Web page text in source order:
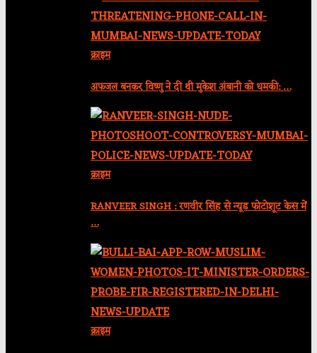
क्राइम
अफजल बनकर विष्णु ने दी थी मुकेश अंबानी को धमकी: …
क्राइम
RANVEER SINGH : रणवीर सिंह से न्यूड फोटोशूट केस में
…
क्राइम